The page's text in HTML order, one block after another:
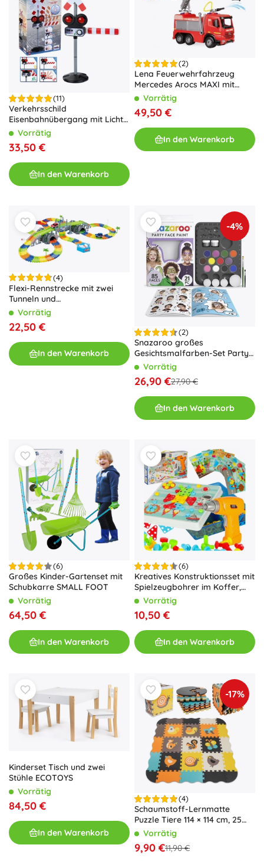
(11)
Verkehrsschild
Eisenbahnübergang mit Licht
und Sound 78 cm KLEIN
Vorrätig
33,50 €
In den Warenkorb
(2)
Lena Feuerwehrfahrzeug
Mercedes Arocs MAXI mit
Wasserwerfer
Vorrätig
49,50 €
In den Warenkorb
(4)
Flexi-Rennstrecke mit zwei
Tunneln und
batteriebetriebenen Autos
Vorrätig
22,50 €
In den Warenkorb
-4%
(2)
Snazaroo großes
Gesichtsmalfarben-Set Party
PackVorrätig
26,90 €27,90 €
In den Warenkorb
(6)
Großes Kinder-Gartenset mit
Schubkarre SMALL FOOT
Vorrätig
64,50 €
In den Warenkorb
(6)
Kreatives Konstruktionsset mit
Spielzeugbohrer im Koffer,
261 Teile
Vorrätig
10,50 €
In den Warenkorb
Kinderset Tisch und zwei
Stühle ECOTOYS
Vorrätig
84,50 €
In den Warenkorb
-17%
(4)
Schaumstoff-Lernmatte
Puzzle Tiere 114 × 114 cm, 25
TeileVorrätig
9,90 €11,90 €